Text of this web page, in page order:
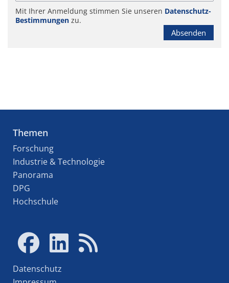
Mit Ihrer Anmeldung stimmen Sie unseren Datenschutz-
Bestimmungen zu.
Absenden
Themen
Forschung
Industrie & Technologie
Panorama
DPG
Hochschule
Datenschutz